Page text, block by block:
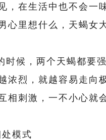
，在生活中也不会一
心里想什么，天蝎女
时候，两个天蝎都要
浓烈，就越容易走向
相刺激，一不小心就
模式